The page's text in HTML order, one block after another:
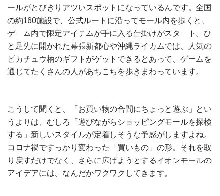
ールがとびきりアツいスポットになっているんです。全国
の約160施設で、公式ルートに沿ってモール内を歩くと、
ゲーム内で限定アイテムが手に入る仕掛けがスタート。ひ
と足先に開かれた幕張新都心や沖縄ライカムでは、人気の
ピカチュウ柄のギフトがゲットできるとあって、ゲームを
通じてたくさんの人があちこちを歩きまわっています。
こうして聞くと、「お買い物の合間にちょっと遊ぶ」とい
うよりは、むしろ「遊びながらショッピングモールを探検
する」新しいスタイルが定着しそうな予感がしますよね。
コロナ禍ですっかり変わった「買いもの」の形。それを取
り戻すだけでなく、さらに広げようとするイオンモールの
アイデアには、なんだかワクワクしてきます。